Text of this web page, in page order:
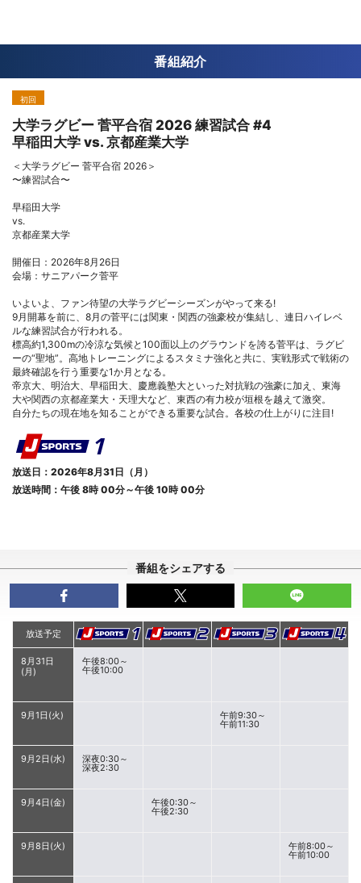
番組紹介
初回
大学ラグビー 菅平合宿 2026 練習試合 #4
早稲田大学 vs. 京都産業大学
＜大学ラグビー 菅平合宿 2026＞
〜練習試合〜
早稲田大学
vs.
京都産業大学
開催日：2026年8月26日
会場：サニアパーク菅平
いよいよ、ファン待望の大学ラグビーシーズンがやって来る!
9月開幕を前に、8月の菅平には関東・関西の強豪校が集結し、連日ハイレベ
ルな練習試合が行われる。
標高約1,300mの冷涼な気候と100面以上のグラウンドを誇る菅平は、ラグビ
ーの“聖地”。高地トレーニングによるスタミナ強化と共に、実戦形式で戦術の
最終確認を行う重要な1か月となる。
帝京大、明治大、早稲田大、慶應義塾大といった対抗戦の強豪に加え、東海
大や関西の京都産業大・天理大など、東西の有力校が垣根を越えて激突。
自分たちの現在地を知ることができる重要な試合。各校の仕上がりに注目!
放送日：2026年8月31日（月）
放送時間：午後 8時 00分～午後 10時 00分
番組をシェアする
放送予定
8月31日
(月)
午後8:00～
午後10:00
9月1日(火) 午前9:30～
午前11:30
9月2日(水) 深夜0:30～
深夜2:30
9月4日(金) 午後0:30～
午後2:30
9月8日(火) 午前8:00～
午前10:00